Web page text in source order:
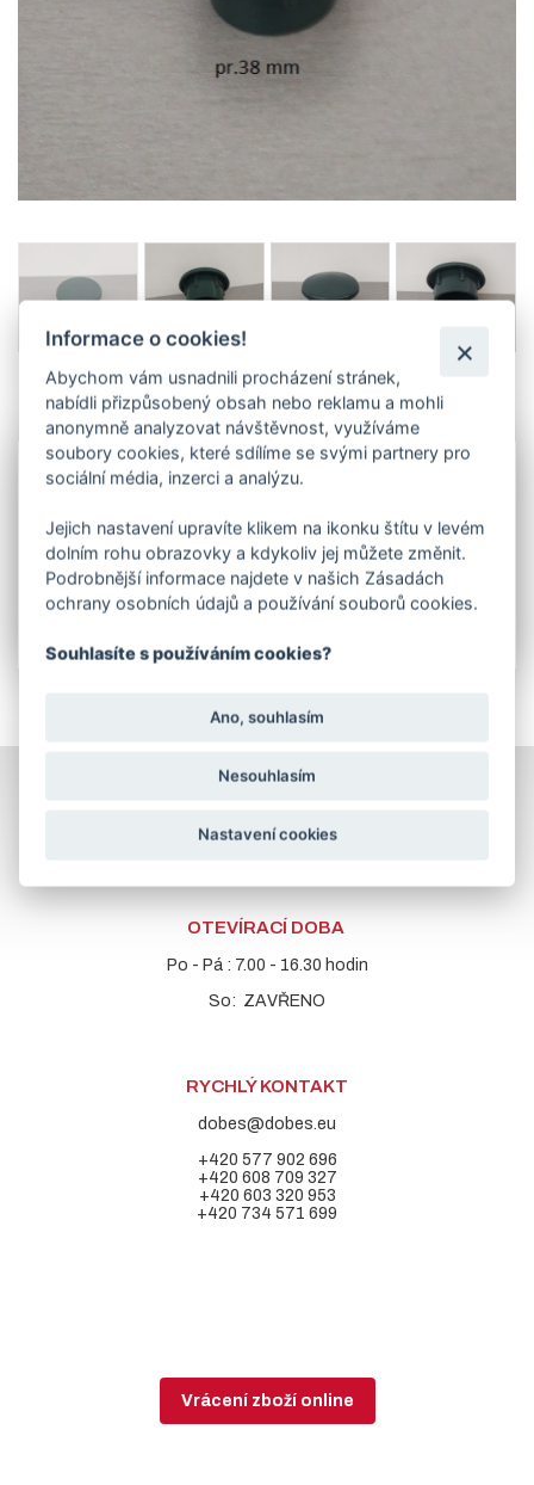
Info
Do vyprodání zásob.
Čepička na zavíčkování kulatých sloupků.
Narážecí vnitřní, pr.38 nebo 48 mm, barva zelená.
V tabulce vyberte průměr sloupku .
LUŽKOVICE
OTEVÍRACÍ DOBA
Po - Pá : 7.00 - 16.30 hodin
So: ZAVŘENO
RYCHLÝ KONTAKT
dobes@dobes.eu
+420 577 902 696
+420 608 709 327
+420 603 320 953
+420 734 571 699
Vrácení zboží online
Informace o cookies!
Abychom vám usnadnili procházení stránek,
nabídli přizpůsobený obsah nebo reklamu a mohli
anonymně analyzovat návštěvnost, využíváme
soubory cookies, které sdílíme se svými partnery pro
sociální média, inzerci a analýzu.
Jejich nastavení upravíte klikem na ikonku štítu v levém
dolním rohu obrazovky a kdykoliv jej můžete změnit.
Podrobnější informace najdete v našich Zásadách
ochrany osobních údajů a používání souborů cookies.
Souhlasíte s používáním cookies?
Ano, souhlasím
Nesouhlasím
Nastavení cookies